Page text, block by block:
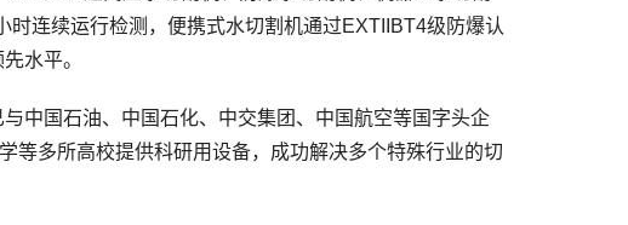
连续运行检测，便携式水切割机通过EXTIIBT4级防爆认
水平。
国石油、中国石化、中交集团、中国航空等国字头企
等多所高校提供科研用设备，成功解决多个特殊行业的切